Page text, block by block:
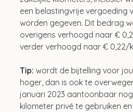
een belastingvrije vergoeding
worden gegeven. Dit bedrag
overigens verhoogd naar €
verder verhoogd naar € 0,22/
Tip: wordt de bijtelling voor
hoger, dan is ook te
januari 2023 aantoonbaar
kilometer privé te gebruiken